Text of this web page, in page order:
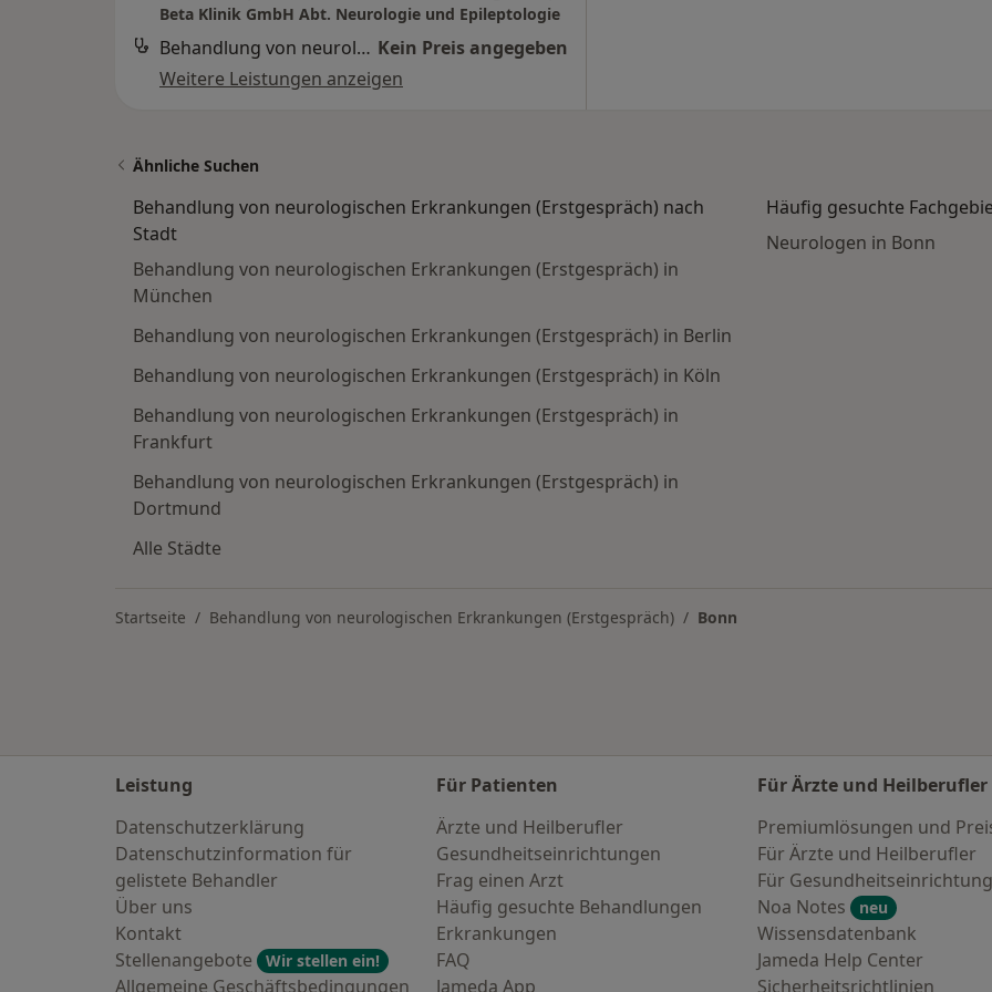
Beta Klinik GmbH Abt. Neurologie und Epileptologie
Behandlung von neurologischen Erkrankungen (Erstgespräch) Kein Preis angegeben
Weitere Leistungen anzeigen
Ähnliche Suchen
Behandlung von neurologischen Erkrankungen (Erstgespräch) nach
Stadt
Behandlung von neurologischen Erkrankungen (Erstgespräch) in
München
Behandlung von neurologischen Erkrankungen (Erstgespräch) in Berlin
Behandlung von neurologischen Erkrankungen (Erstgespräch) in Köln
Behandlung von neurologischen Erkrankungen (Erstgespräch) in
Frankfurt
Behandlung von neurologischen Erkrankungen (Erstgespräch) in
Dortmund
Alle Städte
Häufig gesuchte
Neurologen in Bonn
Startseite Behandlung von neurologischen Erkrankungen (Erstgespräch) Bonn
Leistung
Datenschutzerklärung
Datenschutzinformation für
gelistete Behandler
Über uns
Kontakt
Stellenangebote
Wir stellen ein!
Allgemeine Geschäftsbedingungen
Für Patienten
Ärzte und Heilberufler
Gesundheitseinrichtungen
Frag einen Arzt
Häufig gesuchte Behandlungen
Erkrankungen
FAQ
Jameda App
Für Ärzte und Heilberufler
Premiumlösungen und
Für Ärzte und Heilberufler
Für
Noa Notes
neu
Wissensdatenbank
Jameda Help Center
Sicherheitsrichtlinien